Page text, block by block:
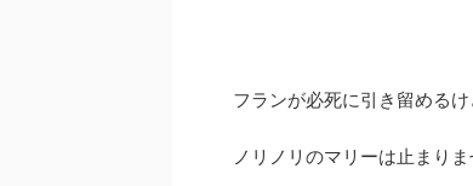
フランが必死に引き留めるけ
ノリノリのマリーは止まりま